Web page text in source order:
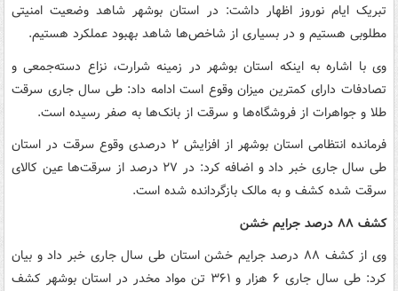
تبریک ایام نوروز اظهار داشت: در استان بوشهر شاهد وضعیت امنیتی
مطلوبی هستیم و در بسیاری از شاخص‌ها شاهد بهبود عملکرد هستیم.
وی با اشاره به اینکه استان بوشهر در زمینه شرارت، نزاع دسته‌جمعی و
تصادفات دارای کمترین میزان وقوع است ادامه داد: طی سال جاری سرقت
طلا و جواهرات از فروشگاه‌ها و سرقت از بانک‌ها به صفر رسیده است.
فرمانده انتظامی استان بوشهر از افزایش ۲ درصدی وقوع سرقت در استان
طی سال جاری خبر داد و اضافه کرد: در ۲۷ درصد از سرقت‌ها عین کالای
سرقت شده کشف و به مالک بازگردانده شده است.
کشف ۸۸ درصد جرایم خشن
وی از کشف ۸۸ درصد جرایم خشن استان طی سال جاری خبر داد و بیان
کرد: طی سال جاری ۶ هزار و ۳۶۱ تن مواد مخدر در استان بوشهر کشف